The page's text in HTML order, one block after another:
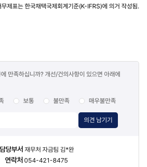
제표는 한국채택국제회계기준(K-IFRS)에 의거 작성됨.
만족하십니까? 개선/건의사항이 있으면 아래에
보통 불만족 매우불만족
의견 남기기
담당부서 재무처 자금팀 김*완
연락처 054-421-8475